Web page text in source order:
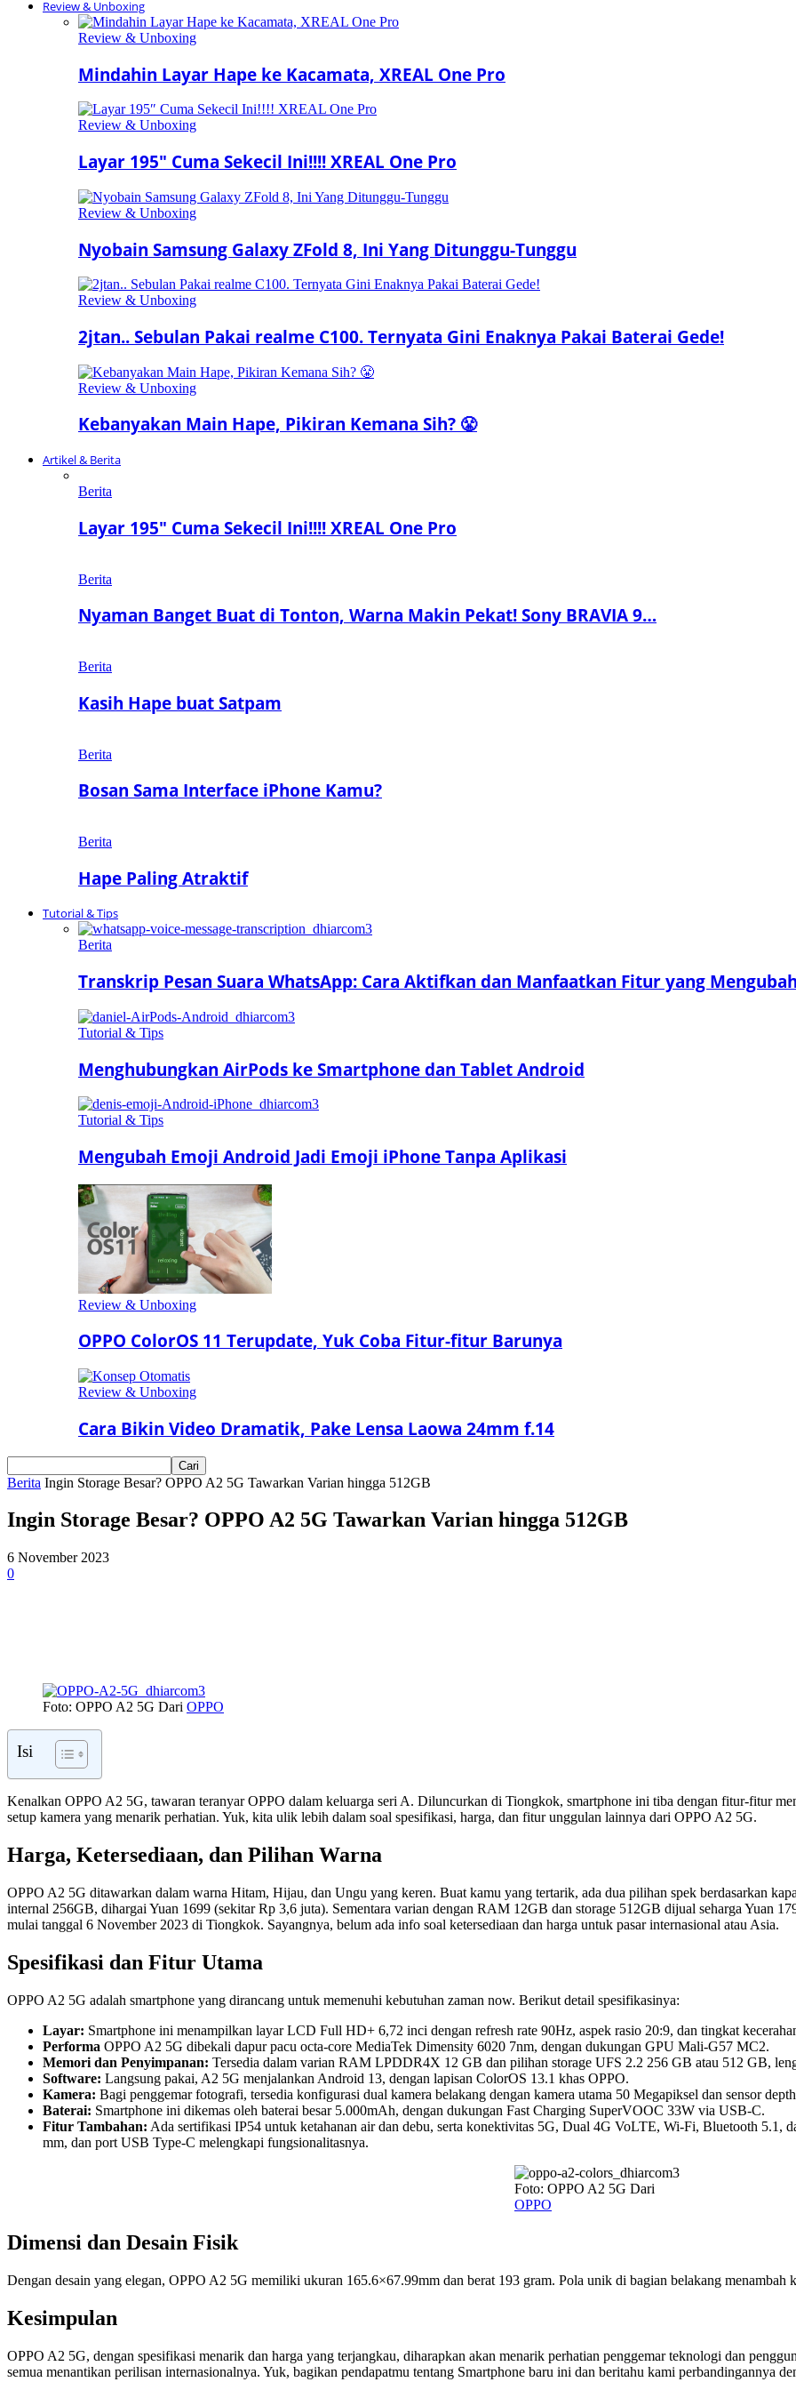
Review & Unboxing
Review & Unboxing
Mindahin Layar Hape ke Kacamata, XREAL One Pro
Review & Unboxing
Layar 195″ Cuma Sekecil Ini!!!! XREAL One Pro
Review & Unboxing
Nyobain Samsung Galaxy ZFold 8, Ini Yang Ditunggu-Tunggu
Review & Unboxing
2jtan.. Sebulan Pakai realme C100. Ternyata Gini Enaknya Pakai Baterai Gede!
Review & Unboxing
Kebanyakan Main Hape, Pikiran Kemana Sih? 😤
Artikel & Berita
Berita
Layar 195″ Cuma Sekecil Ini!!!! XREAL One Pro
Berita
Nyaman Banget Buat di Tonton, Warna Makin Pekat! Sony BRAVIA 9…
Berita
Kasih Hape buat Satpam
Berita
Bosan Sama Interface iPhone Kamu?
Berita
Hape Paling Atraktif
Tutorial & Tips
Berita
Transkrip Pesan Suara WhatsApp: Cara Aktifkan dan Manfaatkan Fitur yang
Tutorial & Tips
Menghubungkan AirPods ke Smartphone dan Tablet Android
Tutorial & Tips
Mengubah Emoji Android Jadi Emoji iPhone Tanpa Aplikasi
Review & Unboxing
OPPO ColorOS 11 Terupdate, Yuk Coba Fitur-fitur Barunya
Review & Unboxing
Cara Bikin Video Dramatik, Pake Lensa Laowa 24mm f.14
Berita Ingin Storage Besar? OPPO A2 5G Tawarkan Varian hingga 512GB
Ingin Storage Besar? OPPO A2 5G Tawarkan Varian hingga 512GB
6 November 2023
0
Foto: OPPO A2 5G Dari OPPO
Isi
Kenalkan OPPO A2 5G, tawaran teranyar OPPO dalam keluarga seri A. Diluncurkan di Tiongkok, smartphone ini tiba dengan fitur-fitur
setup kamera yang menarik perhatian. Yuk, kita ulik lebih dalam soal spesifikasi, harga, dan fitur unggulan lainnya dari OPPO A2 5G.
Harga, Ketersediaan, dan Pilihan Warna
OPPO A2 5G ditawarkan dalam warna Hitam, Hijau, dan Ungu yang keren. Buat kamu yang tertarik, ada dua pilihan spek berdasarkan
internal 256GB, dihargai Yuan 1699 (sekitar Rp 3,6 juta). Sementara varian dengan RAM 12GB dan storage 512GB dijual seharga Yuan
mulai tanggal 6 November 2023 di Tiongkok. Sayangnya, belum ada info soal ketersediaan dan harga untuk pasar internasional atau Asia.
Spesifikasi dan Fitur Utama
OPPO A2 5G adalah smartphone yang dirancang untuk memenuhi kebutuhan zaman now. Berikut detail spesifikasinya:
Layar: Smartphone ini menampilkan layar LCD Full HD+ 6,72 inci dengan refresh rate 90Hz, aspek rasio 20:9, dan tingkat
Performa OPPO A2 5G dibekali dapur pacu octa-core MediaTek Dimensity 6020 7nm, dengan dukungan GPU Mali-G57 MC2.
Memori dan Penyimpanan: Tersedia dalam varian RAM LPDDR4X 12 GB dan pilihan storage UFS 2.2 256 GB atau 512 GB,
Software: Langsung pakai, A2 5G menjalankan Android 13, dengan lapisan ColorOS 13.1 khas OPPO.
Kamera: Bagi penggemar fotografi, tersedia konfigurasi dual kamera belakang dengan kamera utama 50 Megapiksel dan sensor
Baterai: Smartphone ini dikemas oleh baterai besar 5.000mAh, dengan dukungan Fast Charging SuperVOOC 33W via USB-C.
Fitur Tambahan: Ada sertifikasi IP54 untuk ketahanan air dan debu, serta konektivitas 5G, Dual 4G VoLTE, Wi-Fi, Bluetooth 5.1,
mm, dan port USB Type-C melengkapi fungsionalitasnya.
Foto: OPPO A2 5G Dari
OPPO
Dimensi dan Desain Fisik
Dengan desain yang elegan, OPPO A2 5G memiliki ukuran 165.6×67.99mm dan berat 193 gram. Pola unik di bagian belakang menambah
Kesimpulan
OPPO A2 5G, dengan spesifikasi menarik dan harga yang terjangkau, diharapkan akan menarik perhatian penggemar teknologi dan
semua menantikan perilisan internasionalnya. Yuk, bagikan pendapatmu tentang Smartphone baru ini dan beritahu kami perbandingannya